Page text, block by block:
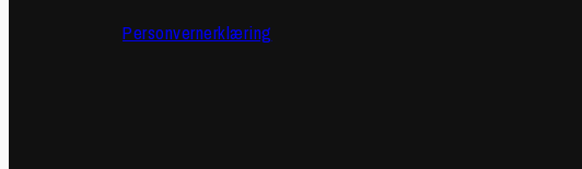
Personvernerklæring